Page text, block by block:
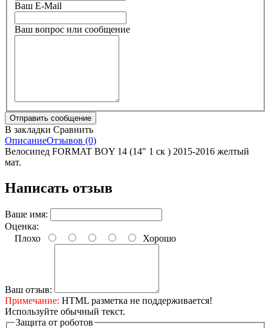
Ваш E-Mail
Ваш вопрос или сообщение
В закладки Сравнить
ОписаниеОтзывов (0)
Велосипед FORMAT BOY 14 (14" 1 ск ) 2015-2016 желтый
мат.
Написать отзыв
Ваше имя:
Оценка:
Плохо
Хорошо
Ваш отзыв:
Примечание: HTML разметка не поддерживается!
Используйте обычный текст.
Защита от роботов